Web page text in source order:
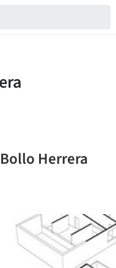
Herrera